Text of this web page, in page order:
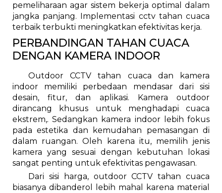
pemeliharaan agar sistem bekerja optimal dalam
jangka panjang. Implementasi cctv tahan cuaca
terbaik terbukti meningkatkan efektivitas kerja.
PERBANDINGAN TAHAN CUACA
DENGAN KAMERA INDOOR
Outdoor CCTV tahan cuaca dan kamera
indoor memiliki perbedaan mendasar dari sisi
desain, fitur, dan aplikasi. Kamera outdoor
dirancang khusus untuk menghadapi cuaca
ekstrem,. Sedangkan kamera indoor lebih fokus
pada estetika dan kemudahan pemasangan di
dalam ruangan. Oleh karena itu, memilih jenis
kamera yang sesuai dengan kebutuhan lokasi
sangat penting untuk efektivitas pengawasan.
Dari sisi harga, outdoor CCTV tahan cuaca
biasanya dibanderol lebih mahal karena material